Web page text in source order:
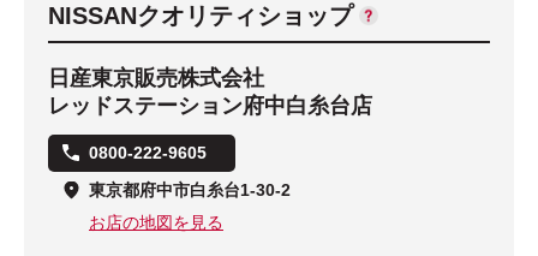
NISSANクオリティショップ
日産東京販売株式会社
レッドステーション府中白糸台店
0800-222-9605
東京都府中市白糸台1-30-2
お店の地図を見る